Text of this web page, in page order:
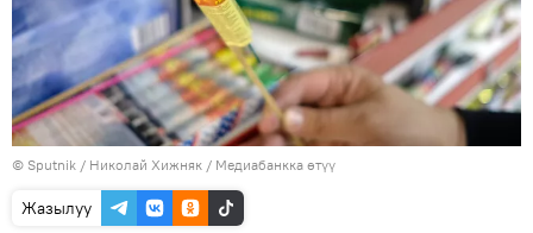
© Sputnik / Николай Хижняк / Медиабанкка өтүү
Жазылуу